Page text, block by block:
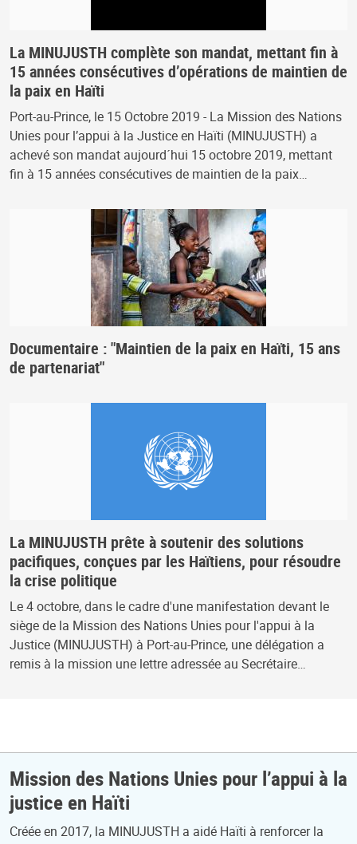
La MINUJUSTH complète son mandat, mettant fin à
15 années consécutives d’opérations de maintien de
la paix en Haïti
Port-au-Prince, le 15 Octobre 2019 - La Mission des Nations
Unies pour l’appui à la Justice en Haïti (MINUJUSTH) a
achevé son mandat aujourd´hui 15 octobre 2019, mettant
fin à 15 années consécutives de maintien de la paix…
Documentaire : "Maintien de la paix en Haïti, 15 ans
de partenariat"
La MINUJUSTH prête à soutenir des solutions
pacifiques, conçues par les Haïtiens, pour résoudre
la crise politique
Le 4 octobre, dans le cadre d'une manifestation devant le
siège de la Mission des Nations Unies pour l'appui à la
Justice (MINUJUSTH) à Port-au-Prince, une délégation a
remis à la mission une lettre adressée au Secrétaire…
Mission des Nations Unies pour l’appui à la
justice en Haïti
Créée en 2017, la MINUJUSTH a aidé Haïti à renforcer la